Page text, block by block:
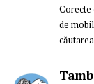
Corecte
de